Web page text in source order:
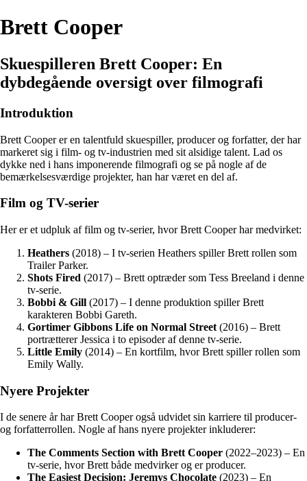
Brett Cooper
Skuespilleren Brett Cooper: En
dybdegående oversigt over filmografi
Introduktion
Brett Cooper er en talentfuld skuespiller, producer og forfatter, der har
markeret sig i film- og tv-industrien med sit alsidige talent. Lad os
dykke ned i hans imponerende filmografi og se på nogle af de
bemærkelsesværdige projekter, han har været en del af.
Film og TV-serier
Her er et udpluk af film og tv-serier, hvor Brett Cooper har medvirket:
Heathers (2018) – I tv-serien Heathers spiller Brett rollen som
Trailer Parker.
Shots Fired (2017) – Brett optræder som Tess Breeland i denne
tv-serie.
Bobbi & Gill (2017) – I denne produktion spiller Brett
karakteren Bobbi Gareth.
Gortimer Gibbons Life on Normal Street (2016) – Brett
portrætterer Jessica i to episoder af denne tv-serie.
Little Emily (2014) – En kortfilm, hvor Brett spiller rollen som
Emily Wally.
Nyere Projekter
I de senere år har Brett Cooper også udvidet sin karriere til producer-
og forfatterrollen. Nogle af hans nyere projekter inkluderer:
The Comments Section with Brett Cooper (2022–2023) – En
tv-serie, hvor Brett både medvirker og er producer.
The Easiest Decision: Jeremys Chocolate (2023) – En